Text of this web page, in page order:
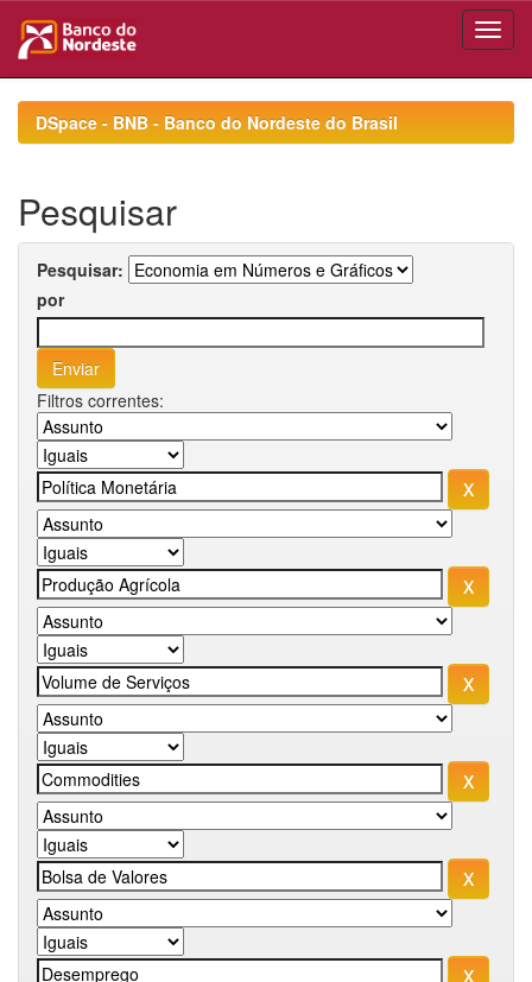
navigationDSpace - BNB - Banco do Nordeste do Brasil
Pesquisar
Pesquisar:
por
Filtros correntes: